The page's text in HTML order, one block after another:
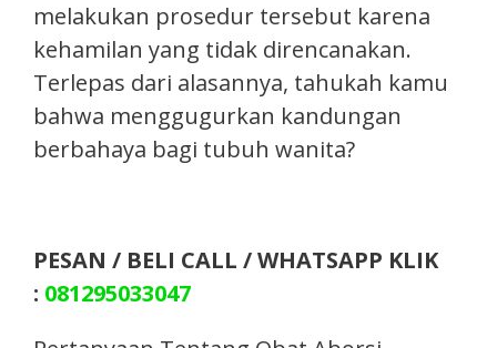
melakukan prosedur tersebut karena
kehamilan yang tidak direncanakan.
Terlepas dari alasannya, tahukah kamu
bahwa menggugurkan kandungan
berbahaya bagi tubuh wanita?
PESAN / BELI CALL / WHATSAPP KLIK
: 081295033047